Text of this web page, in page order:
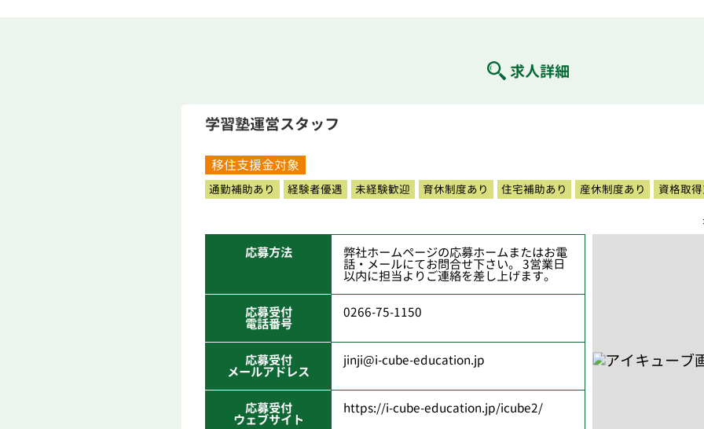
求人詳細
学習塾運営スタッフ
移住支援金対象
通勤補助あり 経験者優遇 未経験歓迎 育休制度あり 住宅補助あり 産休制度あり 資格取
応募方法 弊社ホームページの応募ホームまたはお電
話・メールにてお問合せ下さい。 3営業日
以内に担当よりご連絡を差し上げます。
応募受付
電話番号
0266-75-1150
応募受付
メールアドレス
jinji@i-cube-education.jp
応募受付
ウェブサイト
https://i-cube-education.jp/icube2/